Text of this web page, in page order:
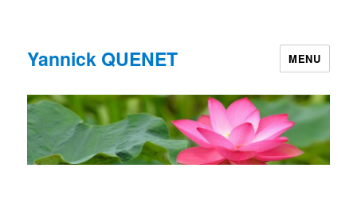
Yannick QUENET MENU